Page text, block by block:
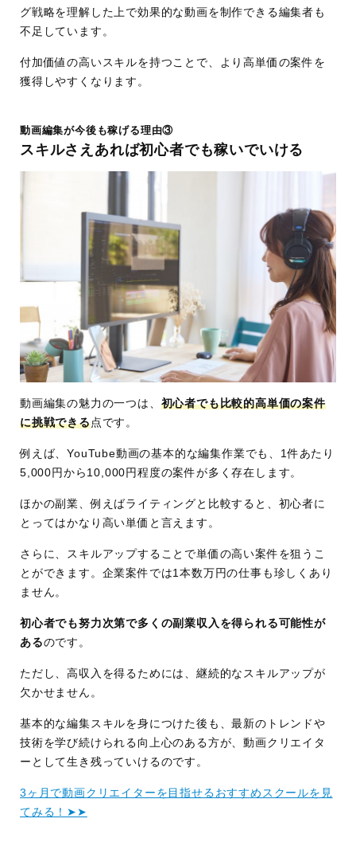
グ戦略を理解した上で効果的な動画を制作できる編集者も
不足しています。
付加価値の高いスキルを持つことで、より高単価の案件を
獲得しやすくなります。
動画編集が今後も稼げる理由③
スキルさえあれば初心者でも稼いでいける
動画編集の魅力の一つは、 初心者でも比較的高単価の案件
に挑戦できる点です。
例えば、YouTube動画の基本的な編集作業でも、1件あたり
5,000円から10,000円程度の案件が多く存在します。
ほかの副業、例えばライティングと比較すると、初心者に
とってはかなり高い単価と言えます。
さらに、スキルアップすることで単価の高い案件を狙うこ
とができます。企業案件では1本数万円の仕事も珍しくあり
ません。
初心者でも努力次第で多くの副業収入を得られる可能性が
あるのです。
ただし、高収入を得るためには、継続的なスキルアップが
欠かせません。
基本的な編集スキルを身につけた後も、最新のトレンドや
技術を学び続けられる向上心のある方が、動画クリエイタ
ーとして生き残っていけるのです。
3ヶ月で動画クリエイターを目指せるおすすめスクールを見
てみる！➤➤